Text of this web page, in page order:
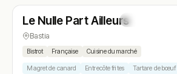
N° 12
Le Nulle Part Ailleurs
Bastia
Bistrot Française Cuisine du marché
Magret de canard Entrecôte frites Tartare de bœuf